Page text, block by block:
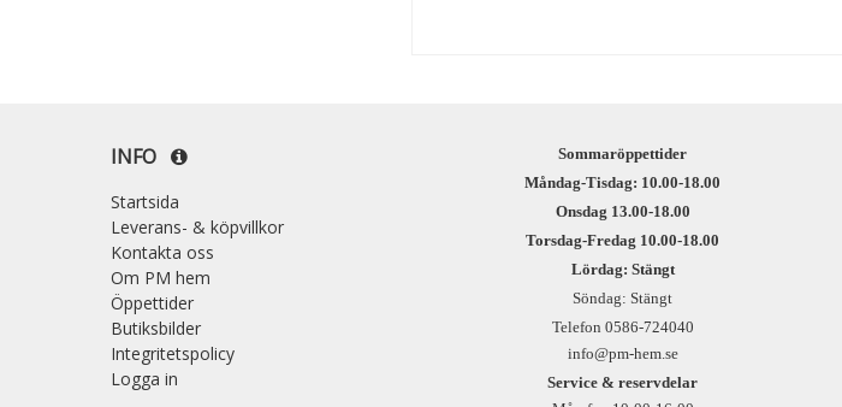
INFO
Startsida
Leverans- & köpvillkor
Kontakta oss
Om PM hem
Öppettider
Butiksbilder
Integritetspolicy
Logga in
Sommaröppettider
Måndag-Tisdag: 10.00-18.00
Onsdag 13.00-18.00
Torsdag-Fredag 10.00-18.00
Lördag: Stängt
Söndag: Stängt
Telefon 0586-724040
info@pm-hem.se
Service & reservdelar